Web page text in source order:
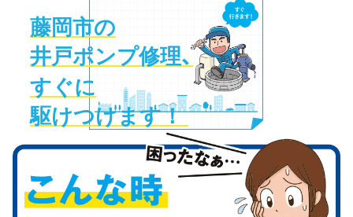
藤岡市の
井戸ポンプ修理、
すぐに
駆けつけます！